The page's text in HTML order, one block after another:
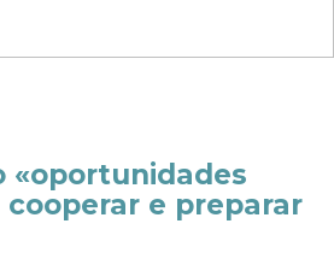
«oportunidades
cooperar e preparar